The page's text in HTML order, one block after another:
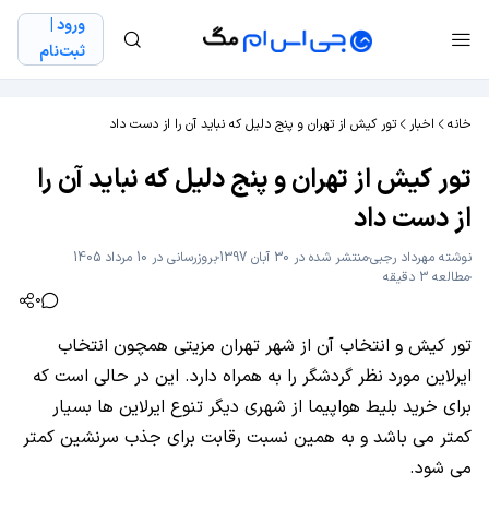
ورود |
ثبت‌نام
خانه اخبار تور کیش از تهران و پنج دلیل که نباید آن را از دست داد
تور کیش از تهران و پنج دلیل که نباید آن را
از دست داد
نوشته مهرداد رجبیمنتشر شده در 30 آبان 1397
بروزرسانی در 10 مرداد 1405
مطالعه 3 دقیقه
0
تور کیش و انتخاب آن از شهر تهران مزیتی همچون انتخاب
ایرلاین مورد نظر گردشگر را به همراه دارد. این در حالی است که
برای خرید بلیط هواپیما از شهری دیگر تنوع ایرلاین ها بسیار
کمتر می باشد و به همین نسبت رقابت برای جذب سرنشین کمتر
می شود.